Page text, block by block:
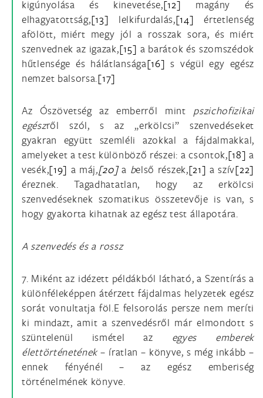
kigúnyolása és kinevetése,[12] magány és
elhagyatottság,[13] lelkifurdalás,[14] értetlenség
afölött, miért megy jól a rosszak sora, és miért
szenvednek az igazak,[15] a barátok és szomszédok
hűtlensége és hálátlansága[16] s végül egy egész
nemzet balsorsa.[17]
Az Ószövetség az emberről mint pszichofizikai
egészről szól, s az „erkölcsi” szenvedéseket
gyakran együtt szemléli azokkal a fájdalmakkal,
amelyeket a test különböző részei: a csontok,[18] a
vesék,[19] a máj,[20] a belső részek,[21] a szív[22]
éreznek. Tagadhatatlan, hogy az erkölcsi
szenvedéseknek szomatikus összetevője is van, s
hogy gyakorta kihatnak az egész test állapotára.
A szenvedés és a rossz
7. Miként az idézett példákból látható, a Szentírás a
különféleképpen átérzett fájdalmas helyzetek egész
sorát vonultatja föl.E felsorolás persze nem meríti
ki mindazt, amit a szenvedésről már elmondott s
szüntelenül ismétel az egyes emberek
élettörténetének– íratlan – könyve, s még inkább –
ennek fényénél – az egész emberiség
történelmének könyve.